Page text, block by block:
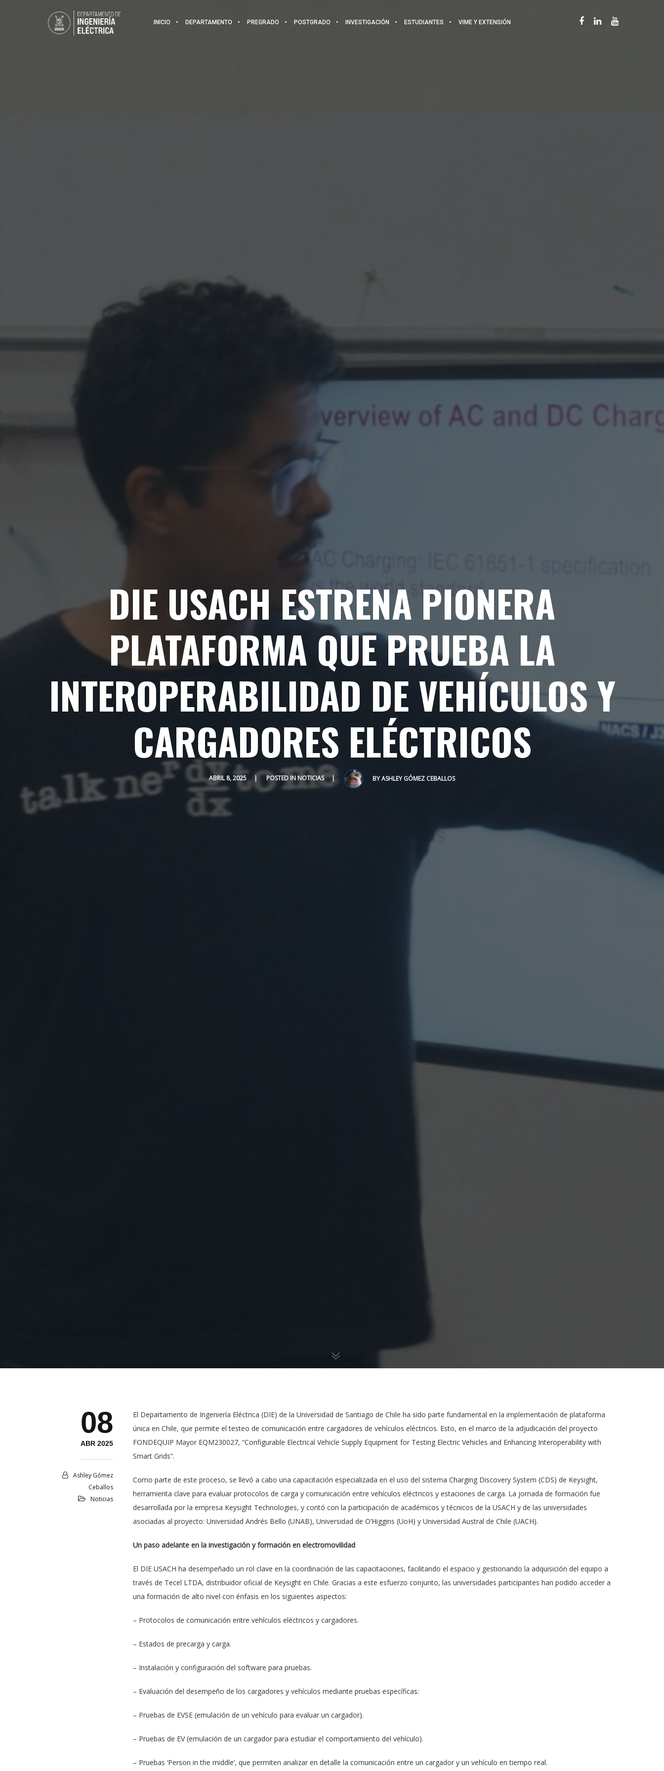
INICIO DEPARTAMENTO PREGRADO POSTGRADO INVESTIGACIÓN ESTUDIANTES VIME Y EXTENSIÓN
DIE USACH ESTRENA PIONERA
PLATAFORMA QUE PRUEBA LA
INTEROPERABILIDAD DE VEHÍCULOS Y
CARGADORES ELÉCTRICOS
ABRIL 8, 2025 POSTED INNOTICIAS BYASHLEY GÓMEZ CEBALLOS
08
ABR 2025
Ashley Gómez
Ceballos
Noticias
El Departamento de Ingeniería Eléctrica (DIE) de la Universidad de Santiago de Chile ha sido parte fundamental en la implementación de plataforma
única en Chile, que permite el testeo de comunicación entre cargadores de vehículos eléctricos. Esto, en el marco de la adjudicación del proyecto
FONDEQUIP Mayor EQM230027, “Configurable Electrical Vehicle Supply Equipment for Testing Electric Vehicles and Enhancing Interoperability with
Smart Grids”.
Como parte de este proceso, se llevó a cabo una capacitación especializada en el uso del sistema Charging Discovery System (CDS) de Keysight,
herramienta clave para evaluar protocolos de carga y comunicación entre vehículos eléctricos y estaciones de carga. La jornada de formación fue
desarrollada por la empresa Keysight Technologies, y contó con la participación de académicos y técnicos de la USACH y de las universidades
asociadas al proyecto: Universidad Andrés Bello (UNAB), Universidad de O’Higgins (UoH) y Universidad Austral de Chile (UACH).
Un paso adelante en la investigación y formación en electromovilidad
El DIE USACH ha desempeñado un rol clave en la coordinación de las capacitaciones, facilitando el espacio y gestionando la adquisición del equipo a
través de Tecel LTDA, distribuidor oficial de Keysight en Chile. Gracias a este esfuerzo conjunto, las universidades participantes han podido acceder a
una formación de alto nivel con énfasis en los siguientes aspectos:
– Protocolos de comunicación entre vehículos eléctricos y cargadores.
– Estados de precarga y carga.
– Instalación y configuración del software para pruebas.
– Evaluación del desempeño de los cargadores y vehículos mediante pruebas específicas:
– Pruebas de EVSE (emulación de un vehículo para evaluar un cargador).
– Pruebas de EV (emulación de un cargador para estudiar el comportamiento del vehículo).
– Pruebas ‘Person in the middle’, que permiten analizar en detalle la comunicación entre un cargador y un vehículo en tiempo real.